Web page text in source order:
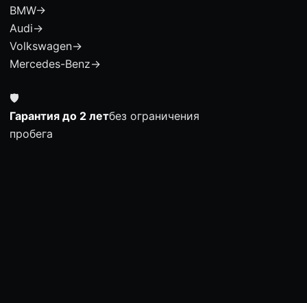
BMW→
Audi→
Volkswagen→
Mercedes-Benz→
🛡
Гарантия до 2 летбез ограничения
пробега